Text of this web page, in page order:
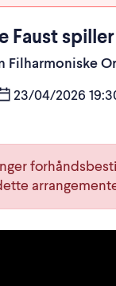
Faust
Filharmoniske
23/04/2026